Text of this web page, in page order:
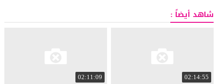
شاهد أيضاً :
02:14:55
02:11:09